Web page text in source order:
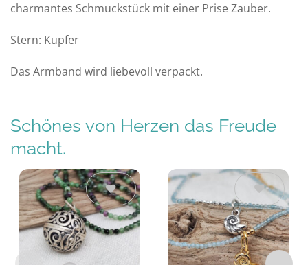
charmantes Schmuckstück mit einer Prise Zauber.
Stern: Kupfer
Das Armband wird liebevoll verpackt.
Schönes von Herzen das Freude
macht.
Auf die
Wunschliste
Auf die
Wunschliste